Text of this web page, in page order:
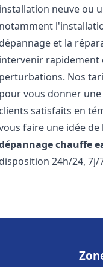
installation neuve ou
notamment
dépannage et la
intervenir rapidement
perturbations. Nos
pour vous donner
clients satisfaits en
faire une idée de
chauffe
disposition 24h/24,